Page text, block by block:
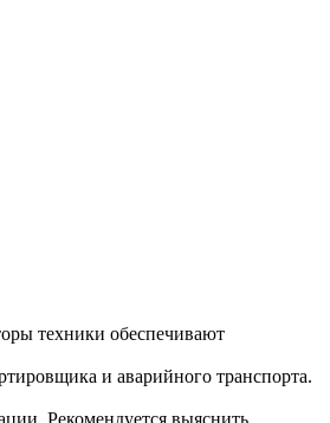
техники обеспечивают
и аварийного транспорта.
Рекомендуется выяснить